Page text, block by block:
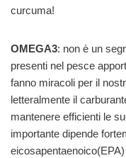
curcuma!
OMEGA3: non è un
presenti nel pesce
fanno miracoli per il
letteralmente il
mantenere efficienti le
importante dipende